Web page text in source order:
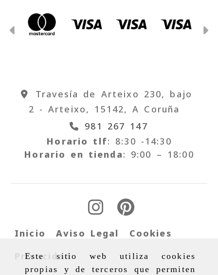
Este sitio web utiliza cookies
propias y de terceros que permiten
Anterior
Travesía de Arteixo 230, bajo
2 - Arteixo, 15142,A Coruña
981 267 147
Horario tlf: 8:30 -14:30
Horario en tienda: 9:00 – 18:00
Inicio Aviso Legal
Cookies
Privacidad